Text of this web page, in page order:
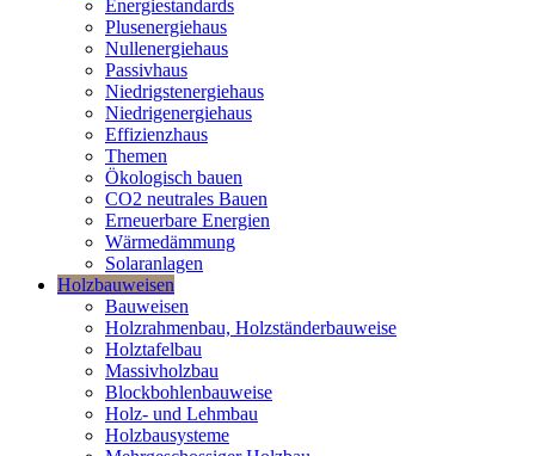
Energiestandards
Plusenergiehaus
Nullenergiehaus
Passivhaus
Niedrigstenergiehaus
Niedrigenergiehaus
Effizienzhaus
Themen
Ökologisch bauen
CO2 neutrales Bauen
Erneuerbare Energien
Wärmedämmung
Solaranlagen
Holzbauweisen
Bauweisen
Holzrahmenbau, Holzständerbauweise
Holztafelbau
Massivholzbau
Blockbohlenbauweise
Holz- und Lehmbau
Holzbausysteme